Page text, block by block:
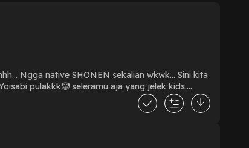
Ngga native SHONEN sekalian wkwk... Sini kita
pulakkk🤡 seleramu aja yang jelek kids.
abadi. Dalam dunia yang diperindah oleh
bagus? sini kita bahas bareng-bareng di podcast! |